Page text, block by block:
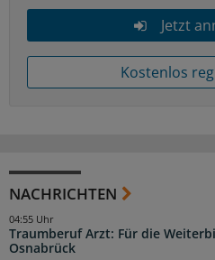
Jetzt
Kostenlos
NACHRICHTEN
Traumberuf Arzt: Für die
Osnabrück
04:55 Uhr